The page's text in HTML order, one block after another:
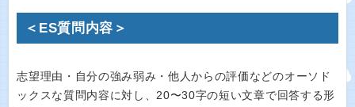
＜ES質問内容＞
志望理由・自分の強み弱み・他人からの評価などのオーソド
ックスな質問内容に対し、20〜30字の短い文章で回答する形